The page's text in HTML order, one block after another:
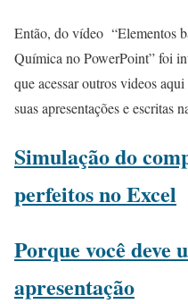
Então, do vídeo “Elementos
Química no PowerPoint” foi
que acessar outros videos
suas apresentações e escritas
Simulação do
perfeitos no Excel
Porque você deve
apresentação